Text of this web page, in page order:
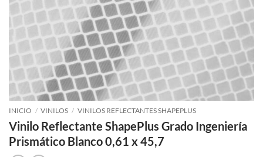
INICIO / VINILOS / VINILOS REFLECTANTES SHAPEPLUS
Vinilo Reflectante ShapePlus Grado Ingeniería
Prismático Blanco 0,61 x 45,7